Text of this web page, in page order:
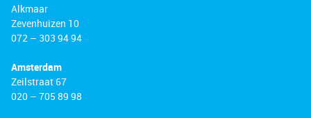
Alkmaar
Zevenhuizen 10
072 – 303 94 94
Amsterdam
Zeilstraat 67
020 – 705 89 98